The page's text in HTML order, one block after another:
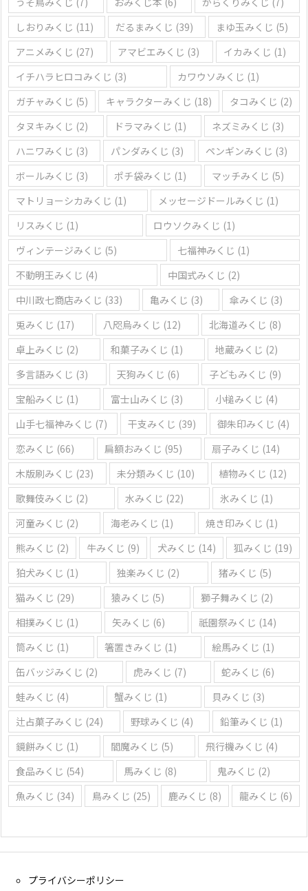
しおりみくじ (11) だるまみくじ (39) まゆ玉みくじ (5)
アニメみくじ (27) アマビエみくじ (3) イカみくじ (1)
イチハラヒロコみくじ (3) カワウソみくじ (1)
ガチャみくじ (5) キャラクターみくじ (18) タコみくじ (2)
タヌキみくじ (2) ドラマみくじ (1) ネズミみくじ (3)
ハニワみくじ (3) パンダみくじ (3) ペンギンみくじ (3)
ボールみくじ (3) ポチ袋みくじ (1) マッチみくじ (5)
マトリョーシカみくじ (1) メッセージドールみくじ (1)
リスみくじ (1) ロウソクみくじ (1)
ヴィンテージみくじ (5) 七福神みくじ (1)
不動明王みくじ (4) 中国式みくじ (2)
中川政七商店みくじ (33) 亀みくじ (3) 傘みくじ (3)
兎みくじ (17) 八咫烏みくじ (12) 北海道みくじ (8)
卓上みくじ (2) 和菓子みくじ (1) 地蔵みくじ (2)
多言語みくじ (3) 天狗みくじ (6) 子どもみくじ (9)
宝船みくじ (1) 富士山みくじ (3) 小槌みくじ (4)
山手七福神みくじ (7) 干支みくじ (39) 御朱印みくじ (4)
恋みくじ (66) 扁額おみくじ (95) 扇子みくじ (14)
木版刷みくじ (23) 未分類みくじ (10) 植物みくじ (12)
歌舞伎みくじ (2) 水みくじ (22) 氷みくじ (1)
河童みくじ (2) 海老みくじ (1) 焼き印みくじ (1)
熊みくじ (2) 牛みくじ (9) 犬みくじ (14) 狐みくじ (19)
狛犬みくじ (1) 独楽みくじ (2) 猪みくじ (5)
猫みくじ (29) 猿みくじ (5) 獅子舞みくじ (2)
相撲みくじ (1) 矢みくじ (6) 祇園祭みくじ (14)
筒みくじ (1) 箸置きみくじ (1) 絵馬みくじ (1)
缶バッジみくじ (2) 虎みくじ (7) 蛇みくじ (6)
蛙みくじ (4) 蟹みくじ (1) 貝みくじ (3)
辻占菓子みくじ (24) 野球みくじ (4) 鉛筆みくじ (1)
鏡餅みくじ (1) 閻魔みくじ (5) 飛行機みくじ (4)
食品みくじ (54) 馬みくじ (8) 鬼みくじ (2)
魚みくじ (34) 鳥みくじ (25) 鹿みくじ (8) 龍みくじ (6)
プライバシーポリシー